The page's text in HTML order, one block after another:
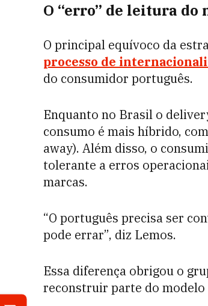
O “erro” de leitura do
O principal equívoco da
processo de
do consumidor português.
Enquanto no Brasil o
consumo é mais híbrido,
away). Além disso, o
tolerante a erros
marcas.
“O português precisa ser
pode errar”, diz Lemos.
Essa diferença obrigou o
reconstruir parte do modelo